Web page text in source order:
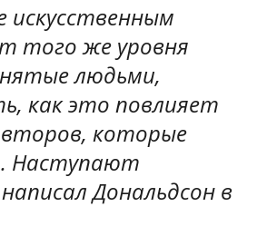
искусственным
того же уровня
людьми,
как это повлияет
которые
Наступают
Дональдсон в